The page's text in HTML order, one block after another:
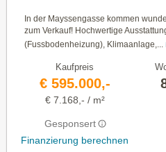
In der Mayssengasse kommen
zum Verkauf! Hochwertige
(Fussbodenheizung), Klimaanlage,...
Kaufpreis
€ 595.000,-
€ 7.168,- / m²
Gesponsert
Finanzierung berechnen